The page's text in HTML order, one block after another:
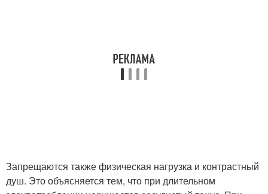
Запрещаются также физическая нагрузка и контрастный
душ. Это объясняется тем, что при длительном